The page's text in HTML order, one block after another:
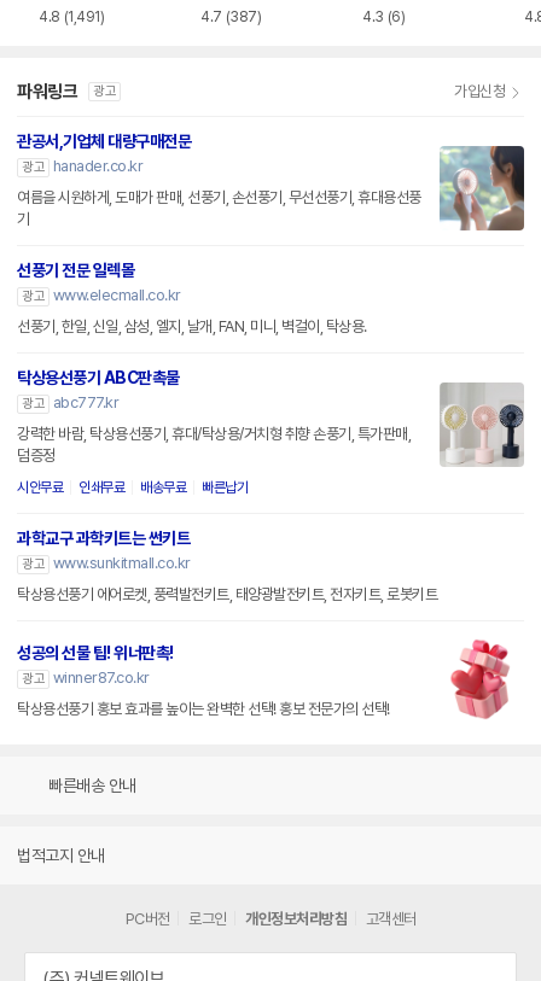
4.8 (1,491) 4.7 (387) 4.3 (6)
파워링크 광고 가입신청
관공서,기업체 대량구매전문
광고
hanader.co.kr
여름을 시원하게, 도매가 판매, 선풍기, 손선풍기, 무선선풍기, 휴대용선풍
기
선풍기 전문 일렉몰
광고 www.elecmall.co.kr
선풍기, 한일, 신일, 삼성, 엘지, 날개, FAN, 미니, 벽걸이, 탁상용.
탁상용선풍기 ABC판촉물
광고
abc777.kr
강력한 바람, 탁상용선풍기, 휴대/탁상용/거치형 취향 손풍기, 특가판매,
덤증정
시안무료 인쇄무료 배송무료 빠른납기
과학교구 과학키트는 썬키트
광고 www.sunkitmall.co.kr
탁상용선풍기 에어로켓, 풍력발전키트, 태양광발전키트, 전자키트, 로봇키트
성공의 선물 팁! 위너판촉!
광고 winner87.co.kr
탁상용선풍기 홍보 효과를 높이는 완벽한 선택! 홍보 전문가의 선택!
빠른배송 안내
법적고지 안내
PC버전 로그인 개인정보처리방침 고객센터